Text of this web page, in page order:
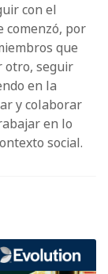
con el
comenzó, por
que
otro, seguir
en la
y colaborar
en lo
social.